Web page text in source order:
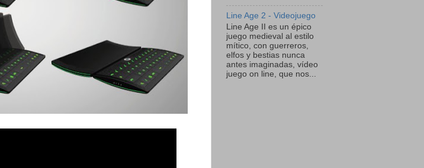
Line Age 2 - Videojuego
Line Age II es un épico
juego medieval al estilo
mítico, con guerreros,
elfos y bestias nunca
antes imaginadas, vídeo
juego on line, que nos...